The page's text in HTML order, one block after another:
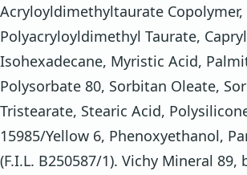
Acryloyldimethyltaurate
Polyacryloyldimethyl Taurate,
Isohexadecane, Myristic Acid,
Polysorbate 80, Sorbitan Oleate,
Tristearate, Stearic Acid,
15985/Yellow 6, Phenoxyethanol,
(F.I.L. B250587/1). Vichy Mineral 89,